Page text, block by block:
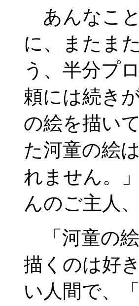
あんなこ
に、またま
う、半分プ
頼には続き
の絵を描い
た河童の絵
れません。
んのご主人
「河童の
描くのは好
い人間で、